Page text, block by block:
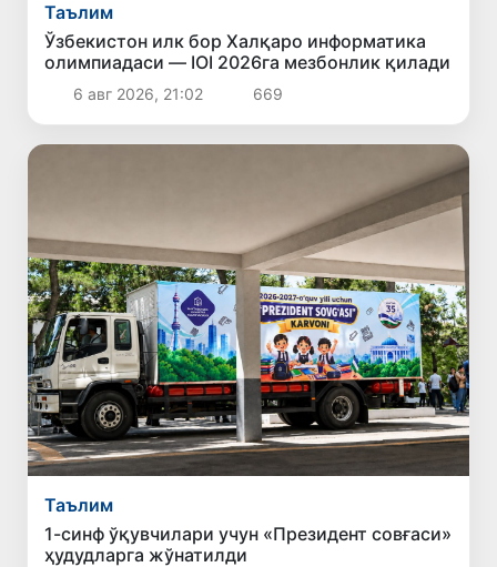
Таълим
Ўзбекистон илк бор Халқаро информатика
олимпиадаси — IOI 2026га мезбонлик қилади
6 авг 2026, 21:02 669
Таълим
1-синф ўқувчилари учун «Президент совғаси»
ҳудудларга жўнатилди